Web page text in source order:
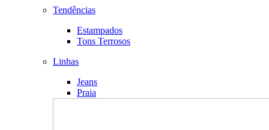
Tendências
Estampados
Tons Terrosos
Linhas
Jeans
Praia